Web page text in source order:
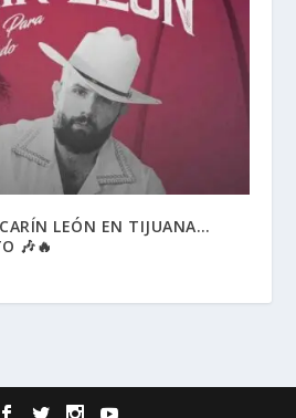
LEÓN EN TIJUANA…
🎶🔥